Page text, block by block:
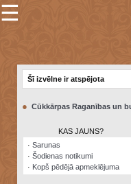
×
Šodienas
notikumi
☰
Šī izvēlne ir atspējota
● Cūkkārpas Raganības un
KAS JAUNS?
· Sarunas
· Šodienas notikumi
· Kopš pēdējā apmeklējuma